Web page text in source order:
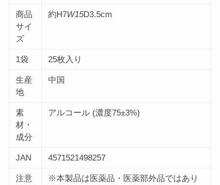
商品
サイ
ズ
約H7W15D3.5cm
1袋 25枚入り
生産
地
中国
素
材・
成分
アルコール (濃度75±3%)
JAN 4571521498257
注意
※本製品は医薬品・医薬部外品ではあり